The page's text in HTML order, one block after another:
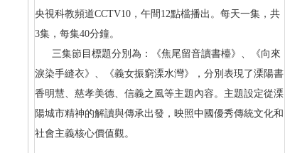
央視科教頻道CCTV10，午間12點檔播出。每天一集，共
3集，每集40分鐘。
三集節目標題分別為：《焦尾留音讀書檯》、《向來
淚染手縫衣》、《義女振窮溧水灣》，分別表現了溧陽書
香明慧、慈孝美德、信義之風等主題內容。主題設定從溧
陽城市精神的解讀與傳承出發，映照中國優秀傳統文化和
社會主義核心價值觀。